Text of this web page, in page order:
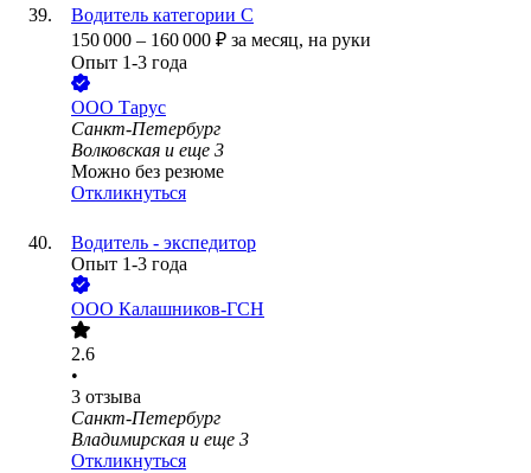
Водитель категории С
150 000 – 160 000 ₽ за месяц, на руки
Опыт 1-3 года
ООО Тарус
Санкт-Петербург
Волковская и еще 3
Можно без резюме
Откликнуться
Водитель - экспедитор
Опыт 1-3 года
ООО Калашников-ГСН
2.6
•
3 отзыва
Санкт-Петербург
Владимирская и еще 3
Откликнуться